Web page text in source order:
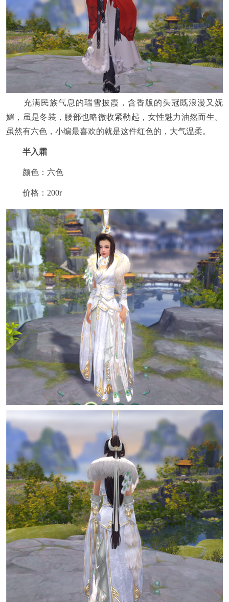
充满民族气息的瑞雪披霞，含香版的头冠既浪漫又妩
媚，虽是冬装，腰部也略微收紧勒起，女性魅力油然而生。
虽然有六色，小编最喜欢的就是这件红色的，大气温柔。
半入霜
颜色：六色
价格：200r